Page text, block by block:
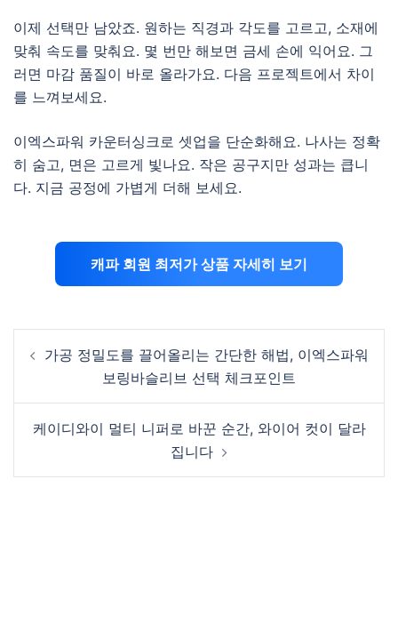
이제 선택만 남았죠. 원하는 직경과 각도를 고르고, 소재에
맞춰 속도를 맞춰요. 몇 번만 해보면 금세 손에 익어요. 그
러면 마감 품질이 바로 올라가요. 다음 프로젝트에서 차이
를 느껴보세요.
이엑스파워 카운터싱크로 셋업을 단순화해요. 나사는 정확
히 숨고, 면은 고르게 빛나요. 작은 공구지만 성과는 큽니
다. 지금 공정에 가볍게 더해 보세요.
캐파 회원 최저가 상품 자세히 보기
navigation
가공 정밀도를 끌어올리는 간단한 해법, 이엑스파워
보링바슬리브 선택 체크포인트
케이디와이 멀티 니퍼로 바꾼 순간, 와이어 컷이 달라
집니다